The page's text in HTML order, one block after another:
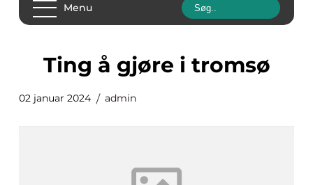
Menu
ting å gjøre i tromsø
02 januar 2024 admin